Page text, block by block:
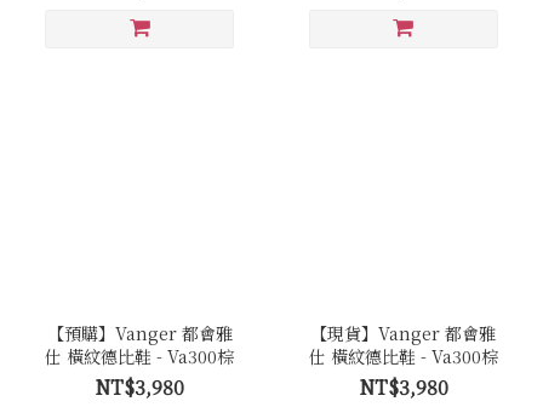
【預購】Vanger 都會雅
仕 橫紋德比鞋 - Va300棕
NT$3,980
【現貨】Vanger 都會雅
仕 橫紋德比鞋 - Va300棕
NT$3,980